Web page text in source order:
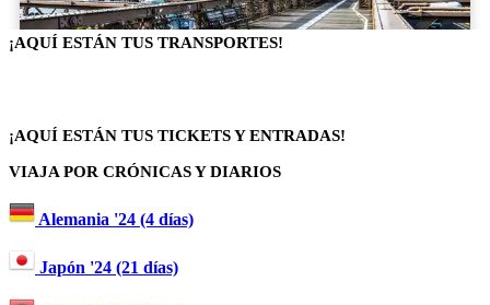
¡AQUÍ ESTÁN TUS TRANSPORTES!
¡AQUÍ ESTÁN TUS TICKETS Y ENTRADAS!
VIAJA POR CRÓNICAS Y DIARIOS
Alemania '24 (4 días)
Japón '24 (21 días)